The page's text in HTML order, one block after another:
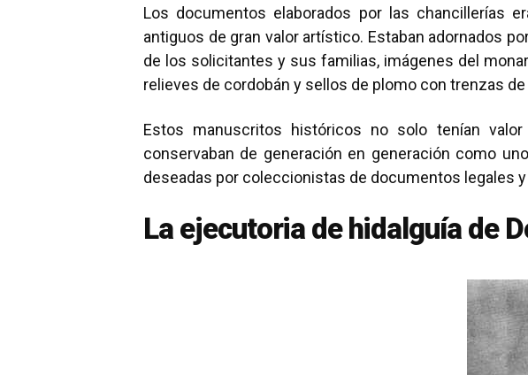
Los documentos elaborados por las chancillerías
antiguos de gran valor artístico. Estaban adornados
de los solicitantes y sus familias, imágenes del
relieves de cordobán y sellos de plomo con trenzas
Estos manuscritos históricos no solo tenían
conservaban de generación en generación como
deseadas por coleccionistas de documentos legales
La ejecutoria de hidalguía de